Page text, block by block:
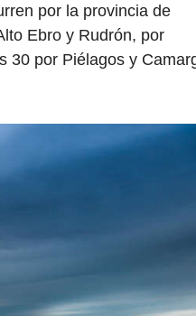
por la provincia de
Ebro y Rudrón, por
30 por Piélagos y